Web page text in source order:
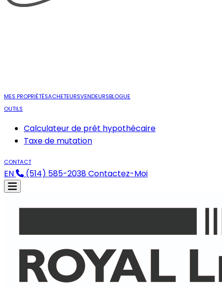
MES PROPRIÉTÉSACHETEURSVENDEURSBLOGUE
OUTILS
Calculateur de prêt hypothécaire
Taxe de mutation
CONTACT
EN (514) 585-2038Contactez-Moi